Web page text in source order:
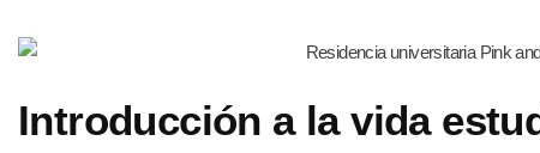
Introducción a la vida